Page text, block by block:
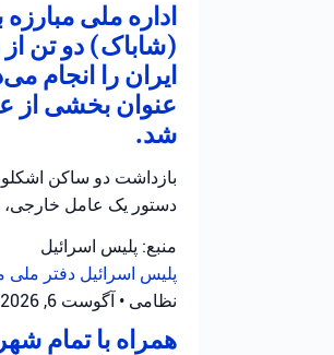
اداره ملی
(شاباک) دو تن
ایران را انجام
عنوان بخشی از
شد.
بازداشت دو ساکن
دستور یک عامل
منبع: پلیس اسرائیل
پلیس اسرائیل دفتر ملی
نظامی • آگوست 6, 2026 at 12:39 ب.ظ
همراه با تمام